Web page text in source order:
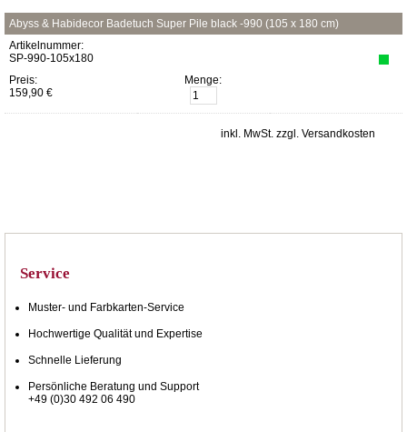
Abyss & Habidecor Badetuch Super Pile black -990 (105 x 180 cm)
Artikelnummer:
SP-990-105x180
Preis:
159,90 €
Menge:
inkl. MwSt. zzgl. Versandkosten
Service
Muster- und Farbkarten-Service
Hochwertige Qualität und Expertise
Schnelle Lieferung
Persönliche Beratung und Support
+49 (0)30 492 06 490